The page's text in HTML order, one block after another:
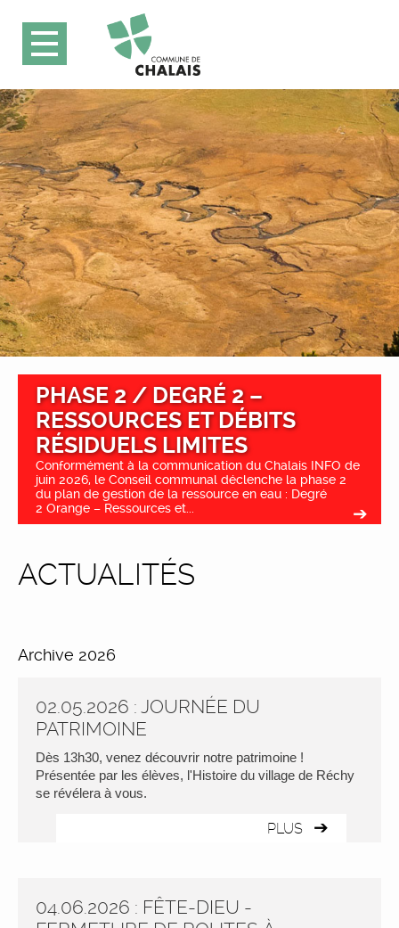
PHASE 2 / DEGRÉ 2 –
RESSOURCES ET DÉBITS
RÉSIDUELS LIMITES
Conformément à la communication du Chalais INFO de
juin 2026, le Conseil communal déclenche la phase 2
du plan de gestion de la ressource en eau : Degré
2 Orange – Ressources et...
ACTUALITÉS
Archive 2026
02.05.2026 : JOURNÉE DU
PATRIMOINE
Dès 13h30, venez découvrir notre patrimoine !
Présentée par les élèves, l'Histoire du village de Réchy
se révélera à vous.
PLUS
04.06.2026 : FÊTE-DIEU -